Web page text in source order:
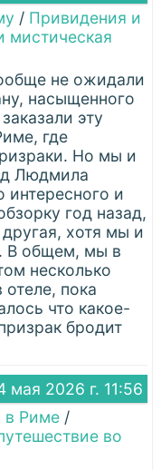
/ Привидения и
мистическая
не ожидали
насыщенного
эту
где
Но мы и
Людмила
интересного и
год назад,
хотя мы и
В общем, мы в
несколько
пока
что какое-
бродит
мая 2026 г. 11:56
в Риме /
во